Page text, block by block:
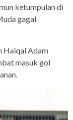
ketumpulan di
gagal
Haiqal Adam
masuk gol